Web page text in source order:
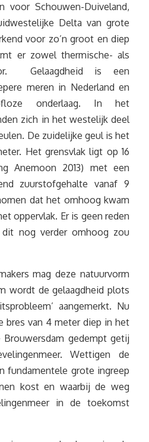
voor Schouwen-Duiveland,
Delta van grote
voor zo’n groot en diep
er zowel thermische- als
Gelaagdheid is een
meren in Nederland en
onderlaag. In het
zich in het westelijk deel
De zuidelijke geul is het
Het grensvlak ligt op 16
Anemoon 2013) met een
zuurstofgehalte vanaf 9
dat het omhoog kwam
oppervlak. Er is geen reden
nog verder omhoog zou
mag deze natuurvorm
wordt de gelaagdheid plots
aangemerkt. Nu
bres van 4 meter diep in het
gedempt getij
Wettigen de
fundamentele grote ingreep
kost en waarbij de weg
in de toekomst